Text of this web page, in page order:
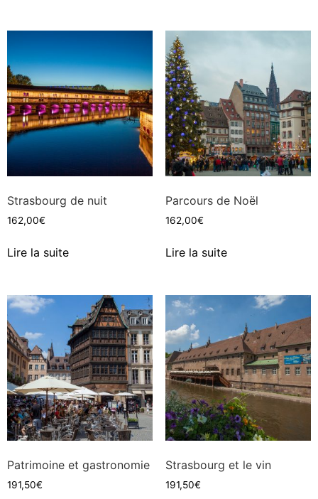
Strasbourg de nuit
162,00€
Lire la suite
Parcours de Noël
162,00€
Lire la suite
Patrimoine et gastronomie
191,50€
Strasbourg et le vin
191,50€